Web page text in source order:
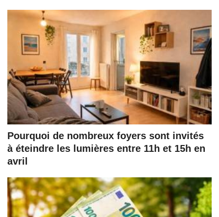
Pourquoi de nombreux foyers sont invités
à éteindre les lumières entre 11h et 15h en
avril